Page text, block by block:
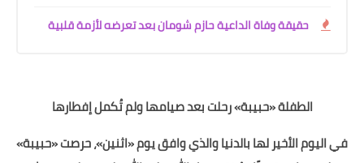
حقيقة وفاة الداعية حازم شومان بعد تعرضه لأزمة قلبية
الطفلة «حبيبة» رحلت بعد صيامها ولم تُكمل إفطارها
في اليوم الأخير لها بالدنيا والذي وافق يوم «اثنين»، حرصت «حبيبة»